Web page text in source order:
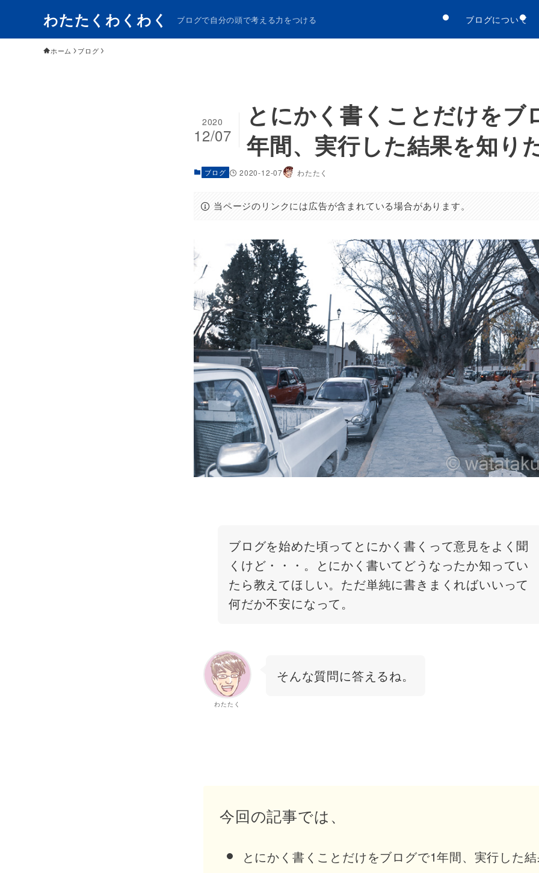
わたたくわくわく ブログで自分の頭で考える力をつける ブログについて
ホーム ブログ
とにかく書くことだけをブ
年間、実行した結果を知り
2020
12/07
ブログ 2020-12-07 わたたく
当ページのリンクには広告が含まれている場合があります。
ブログを始めた頃ってとにかく書くって意見をよく聞
くけど・・・。とにかく書いてどうなったか知ってい
たら教えてほしい。ただ単純に書きまくればいいって
何だか不安になって。
わたたく
そんな質問に答えるね。
今回の記事では、
とにかく書くことだけをブログで1年間、実行した